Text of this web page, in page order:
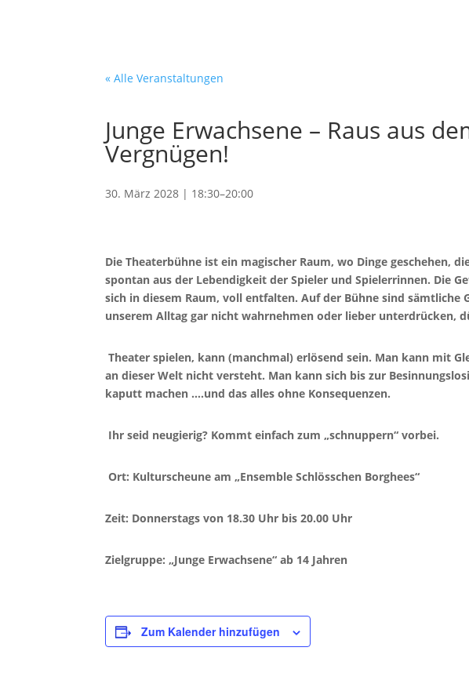
« Alle Veranstaltungen
Junge Erwachsene – Raus aus
Vergnügen!
30. März 2028 | 18:30–20:00
Die Theaterbühne ist ein magischer Raum, wo Dinge geschehen,
spontan aus der Lebendigkeit der Spieler und Spielerrinnen. Die
sich in diesem Raum, voll entfalten. Auf der Bühne sind sämtliche
unserem Alltag gar nicht wahrnehmen oder lieber unterdrücken,
Theater spielen, kann (manchmal) erlösend sein. Man kann mit
an dieser Welt nicht versteht. Man kann sich bis zur
kaputt machen ….und das alles ohne Konsequenzen.
Ihr seid neugierig? Kommt einfach zum „schnuppern“ vorbei.
Ort: Kulturscheune am „Ensemble Schlösschen Borghees“
Zeit: Donnerstags von 18.30 Uhr bis 20.00 Uhr
Zielgruppe: „Junge Erwachsene“ ab 14 Jahren
Zum Kalender hinzufügen